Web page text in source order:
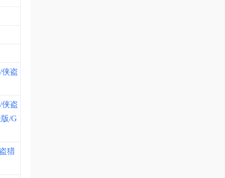
侠盗
侠盗
/G
猎